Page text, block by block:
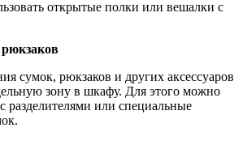
открытые полки или вешалки с
сумок, рюкзаков и других аксессуаров
зону в шкафу. Для этого можно
разделителями или специальные